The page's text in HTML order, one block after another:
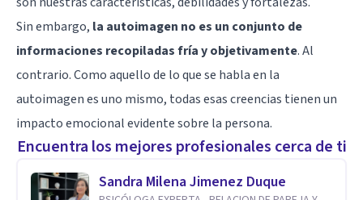
Sin embargo, la autoimagen no es un conjunto de
informaciones recopiladas fría y objetivamente. Al
contrario. Como aquello de lo que se habla en la
autoimagen es uno mismo, todas esas creencias tienen un
impacto emocional evidente sobre la persona.
Encuentra los mejores profesionales cerca de ti
Sandra Milena Jimenez Duque